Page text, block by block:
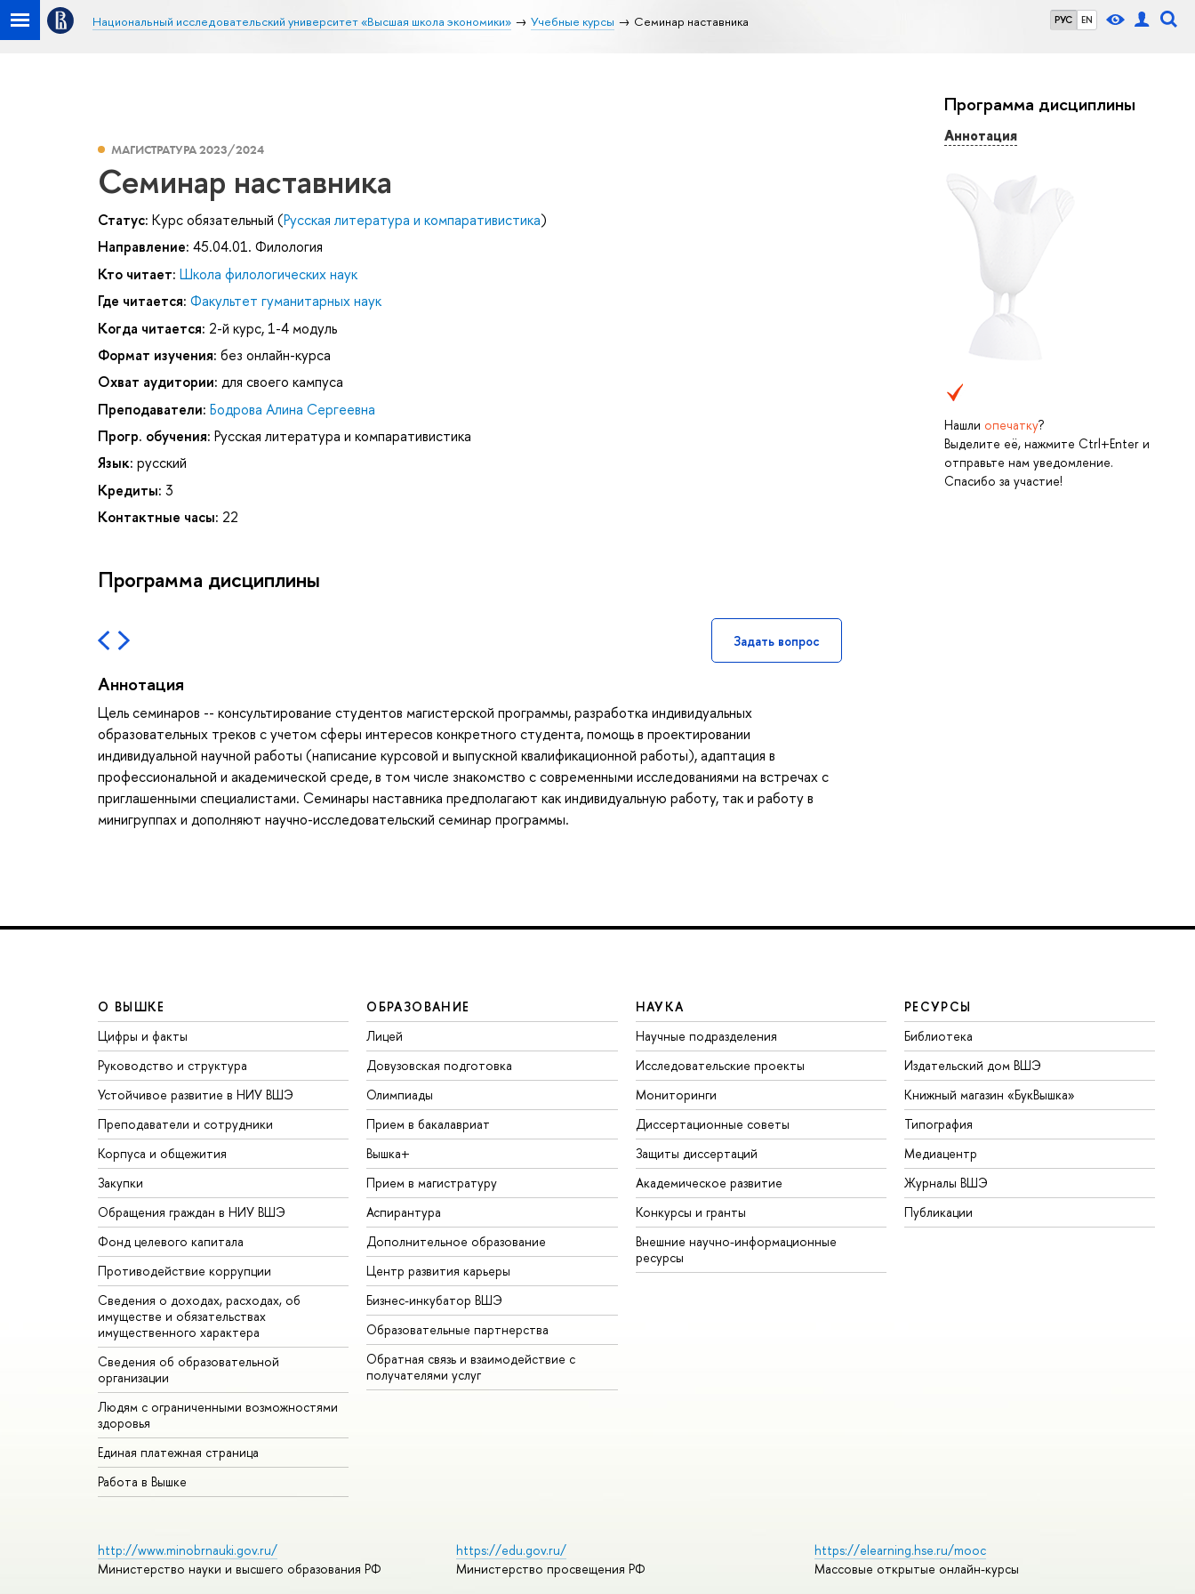
РУС EN
Национальный исследовательский университет «Высшая школа экономики» Учебные курсы Семинар наставника
Программа дисциплины
Аннотация
Нашли опечатку?
Выделите её, нажмите Ctrl+Enter и
отправьте нам уведомление.
Спасибо за участие!
МАГИСТРАТУРА 2023/2024
Семинар наставника
Статус: Курс обязательный (Русская литература и компаративистика)
Направление: 45.04.01. Филология
Кто читает: Школа филологических наук
Где читается: Факультет гуманитарных наук
Когда читается: 2-й курс, 1-4 модуль
Формат изучения: без онлайн-курса
Охват аудитории: для своего кампуса
Преподаватели: Бодрова Алина Сергеевна
Прогр. обучения: Русская литература и компаративистика
Язык: русский
Кредиты: 3
Контактные часы: 22
Программа дисциплины
Задать вопрос
Аннотация
Цель семинаров -- консультирование студентов магистерской программы, разработка индивидуальных
образовательных треков с учетом сферы интересов конкретного студента, помощь в проектировании
индивидуальной научной работы (написание курсовой и выпускной квалификационной работы), адаптация в
профессиональной и академической среде, в том числе знакомство с современными исследованиями на встречах с
приглашенными специалистами. Семинары наставника предполагают как индивидуальную работу, так и работу в
минигруппах и дополняют научно-исследовательский семинар программы.
О ВЫШКЕ
Цифры и факты
Руководство и структура
Устойчивое развитие в НИУ ВШЭ
Преподаватели и сотрудники
Корпуса и общежития
Закупки
Обращения граждан в НИУ ВШЭ
Фонд целевого капитала
Противодействие коррупции
Сведения о доходах, расходах, об
имуществе и обязательствах
имущественного характера
Сведения об образовательной
организации
Людям с ограниченными возможностями
здоровья
Единая платежная страница
Работа в Вышке
ОБРАЗОВАНИЕ
Лицей
Довузовская подготовка
Олимпиады
Прием в бакалавриат
Вышка+
Прием в магистратуру
Аспирантура
Дополнительное образование
Центр развития карьеры
Бизнес-инкубатор ВШЭ
Образовательные партнерства
Обратная связь и взаимодействие с
получателями услуг
НАУКА
Научные подразделения
Исследовательские проекты
Мониторинги
Диссертационные советы
Защиты диссертаций
Академическое развитие
Конкурсы и гранты
Внешние научно-информационные
ресурсы
РЕСУРСЫ
Библиотека
Издательский дом ВШЭ
Книжный магазин «БукВышка»
Типография
Медиацентр
Журналы ВШЭ
Публикации
http://www.minobrnauki.gov.ru/
Министерство науки и высшего образования РФ
https://edu.gov.ru/
Министерство просвещения РФ
https://elearning.hse.ru/mooc
Массовые открытые онлайн-курсы